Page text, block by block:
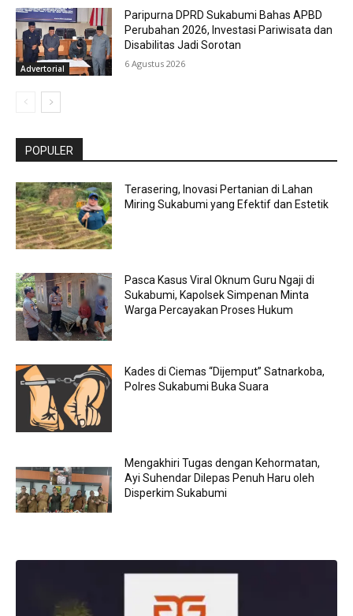
Advertorial
Paripurna DPRD Sukabumi Bahas APBD
Perubahan 2026, Investasi Pariwisata dan
Disabilitas Jadi Sorotan
6 Agustus 2026
POPULER
Terasering, Inovasi Pertanian di Lahan
Miring Sukabumi yang Efektif dan Estetik
Pasca Kasus Viral Oknum Guru Ngaji di
Sukabumi, Kapolsek Simpenan Minta
Warga Percayakan Proses Hukum
Kades di Ciemas “Dijemput” Satnarkoba,
Polres Sukabumi Buka Suara
Mengakhiri Tugas dengan Kehormatan,
Ayi Suhendar Dilepas Penuh Haru oleh
Disperkim Sukabumi